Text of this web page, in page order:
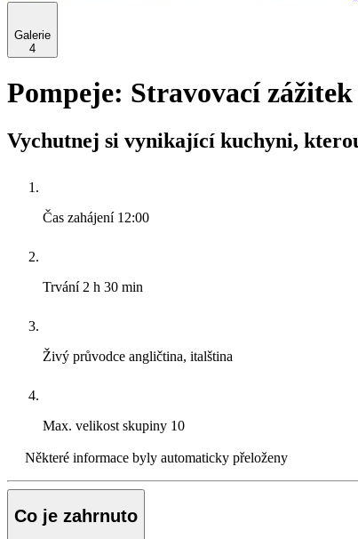
Galerie
4
Pompeje: Stravovací
Vychutnej si vynikající kuchyni,
Čas zahájení 12:00
Trvání 2 h 30 min
Živý průvodce angličtina, italština
Max. velikost skupiny 10
Některé informace byly automaticky přeloženy
Co je zahrnuto